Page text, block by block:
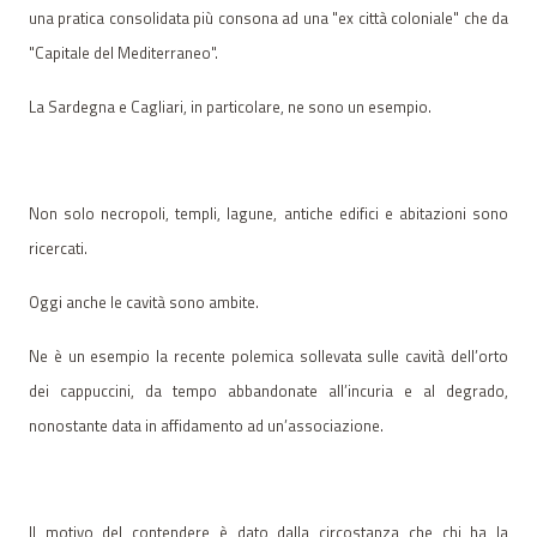
una pratica consolidata più consona ad una "ex città coloniale" che da
"Capitale del Mediterraneo".
La Sardegna e Cagliari, in particolare, ne sono un esempio.
Non solo necropoli, templi, lagune, antiche edifici e abitazioni sono
ricercati.
Oggi anche le cavità sono ambite.
Ne è un esempio la recente polemica sollevata sulle cavità dell’orto
dei cappuccini, da tempo abbandonate all’incuria e al degrado,
nonostante data in affidamento ad un’associazione.
Il motivo del contendere è dato dalla circostanza che chi ha la